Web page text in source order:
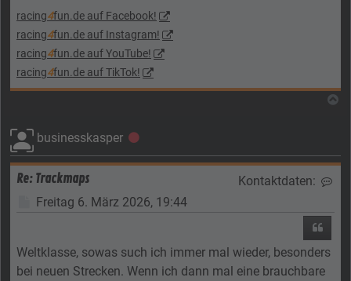
racing4fun.de auf Facebook!
racing4fun.de auf Instagram!
racing4fun.de auf YouTube!
racing4fun.de auf TikTok!
businesskasper Offline
Re: Trackmaps Kontaktdaten:
Beitrag
Freitag 6. März 2026, 19:44
Weltklasse, sowas such ich immer mal wieder, besonders
bei neuen Strecken. Wenn ich dann mal eine brauchbare